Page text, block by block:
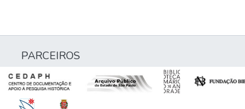
PARCEIROS